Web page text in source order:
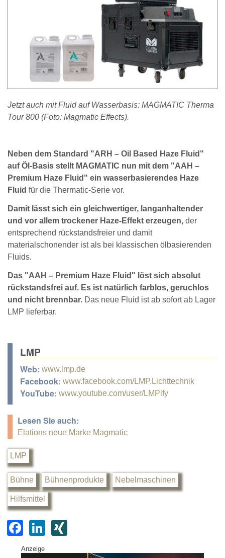
Jetzt auch mit Fluid auf Wasserbasis: MAGMATIC Therma
Tour 800 (Foto: Magmatic Effects).
Neben dem Standard "ARH – Oil Based Haze Fluid"
auf Öl-Basis stellt MAGMATIC nun mit dem "AAH –
Premium Haze Fluid" ein wasserbasierendes Haze
Fluid für die Thermatic-Serie vor.
Damit lässt sich ein gleichwertiger, langanhaltender
und vor allem trockener Haze-Effekt erzeugen, der
entsprechend rückstandsfreier und damit
materialschonender ist als bei klassischen ölbasierenden
Fluids.
Das "AAH – Premium Haze Fluid" löst sich absolut
rückstandsfrei auf. Es ist natürlich farblos, geruchlos
und nicht brennbar. Das neue Fluid ist ab sofort ab Lager
LMP lieferbar.
LMP
Web: www.lmp.de
Facebook: www.facebook.com/LMP.Lichttechnik
YouTube: www.youtube.com/user/LMPify
Lesen Sie auch:
Elations neue Marke Magmatic
LMP
Bühne Bühnenprodukte Nebelmaschinen
Hilfsmittel
F
a
Li
Anzeige